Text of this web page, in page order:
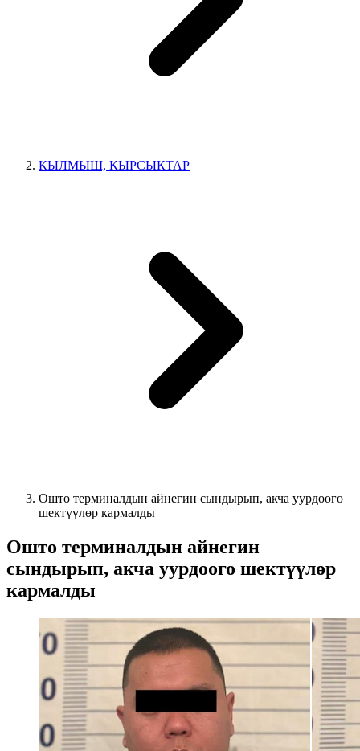
КЫЛМЫШ, КЫРСЫКТАР
Ошто терминалдын айнегин сындырып, акча уурдоого
шектүүлөр кармалды
Ошто терминалдын айнегин
сындырып, акча уурдоого шектүүлөр
кармалды